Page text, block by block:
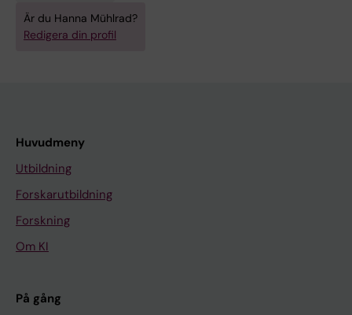
Är du Hanna Mühlrad?
Redigera din profil
Huvudmeny
Utbildning
Forskarutbildning
Forskning
Om KI
På gång